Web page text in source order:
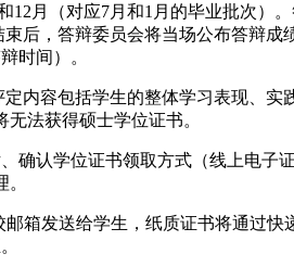
月（对应7月和1月的毕业批次）
后，答辩委员会将当场公布答辩
时间）。
内容包括学生的整体学习表现、
法获得硕士学位证书。
确认学位证书领取方式（线上电子
箱发送给学生，纸质证书将通过